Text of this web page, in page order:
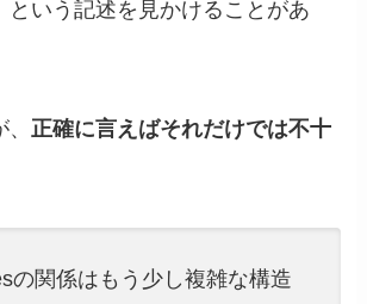
という記述を見かけることがあ
正確に言えばそれだけでは不十
の関係はもう少し複雑な構造